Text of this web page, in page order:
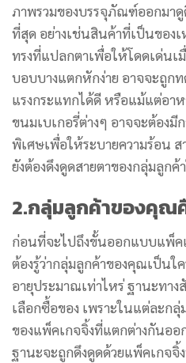
ภาพรวมของบรรจุภัณฑ์ออกมา
ที่สุด อย่างเช่นสินค้าที่เป็นของ
ทรงที่แปลกตาเพื่อให้โดดเด่น
บอบบางแตกหักง่าย อาจจะถู
แรงกระแทกได้ดี หรือแม้แต่อา
ขนมเบเกอรี่ต่างๆ อาจจะต้อง
พิเศษเพื่อให้ระบายความร้อน
ยังต้องดึงดูดสายตาของกลุ่มลูกค้
2.กลุ่มลูกค้าของคุณ
ก่อนที่จะไปถึงขั้นออกแบบแพ็ค
ต้องรู้ว่ากลุ่มลูกค้าของคุณเป็นใ
อายุประมาณเท่าไหร่ ฐานะทาง
เลือกซื้อของ เพราะในแต่ละก
ของแพ็คเกจจิ้งที่แตกต่างกันออ
ฐานะจะถูกดึงดูดด้วยแพ็คเกจ